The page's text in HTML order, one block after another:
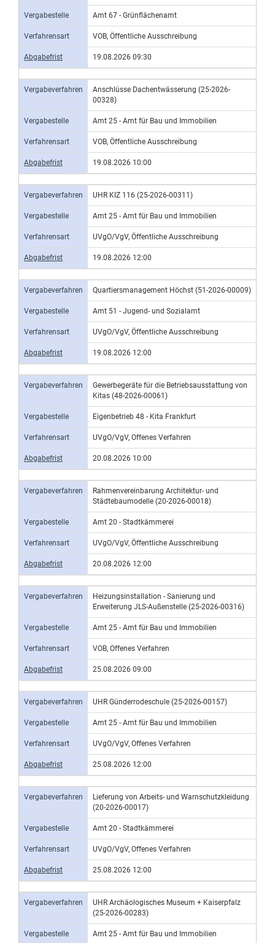
Vergabestelle Amt 67 - Grünflächenamt
Verfahrensart VOB, Öffentliche Ausschreibung
Abgabefrist 19.08.2026 09:30
Vergabeverfahren
Anschlüsse Dachentwässerung (25-2026-
00328)
Vergabestelle Amt 25 - Amt für Bau und Immobilien
Verfahrensart VOB, Öffentliche Ausschreibung
Abgabefrist 19.08.2026 10:00
Vergabeverfahren UHR KIZ 116 (25-2026-00311)
Vergabestelle Amt 25 - Amt für Bau und Immobilien
Verfahrensart UVgO/VgV, Öffentliche Ausschreibung
Abgabefrist 19.08.2026 12:00
Vergabeverfahren Quartiersmanagement Höchst (51-2026-00009)
Vergabestelle Amt 51 - Jugend- und Sozialamt
Verfahrensart UVgO/VgV, Öffentliche Ausschreibung
Abgabefrist 19.08.2026 12:00
Vergabeverfahren
Gewerbegeräte für die Betriebsausstattung von
Kitas (48-2026-00061)
Vergabestelle Eigenbetrieb 48 - Kita Frankfurt
Verfahrensart UVgO/VgV, Offenes Verfahren
Abgabefrist 20.08.2026 10:00
Vergabeverfahren
Rahmenvereinbarung Architektur- und
Städtebaumodelle (20-2026-00018)
Vergabestelle Amt 20 - Stadtkämmerei
Verfahrensart UVgO/VgV, Öffentliche Ausschreibung
Abgabefrist 20.08.2026 12:00
Vergabeverfahren
Heizungsinstallation - Sanierung und
Erweiterung JLS-Außenstelle (25-2026-00316)
Vergabestelle Amt 25 - Amt für Bau und Immobilien
Verfahrensart VOB, Offenes Verfahren
Abgabefrist 25.08.2026 09:00
Vergabeverfahren UHR Günderrodeschule (25-2026-00157)
Vergabestelle Amt 25 - Amt für Bau und Immobilien
Verfahrensart UVgO/VgV, Offenes Verfahren
Abgabefrist 25.08.2026 12:00
Vergabeverfahren
Lieferung von Arbeits- und Warnschutzkleidung
(20-2026-00017)
Vergabestelle Amt 20 - Stadtkämmerei
Verfahrensart UVgO/VgV, Offenes Verfahren
Abgabefrist 25.08.2026 12:00
Vergabeverfahren
UHR Archäologisches Museum + Kaiserpfalz
(25-2026-00283)
Vergabestelle Amt 25 - Amt für Bau und Immobilien